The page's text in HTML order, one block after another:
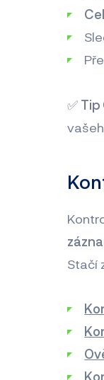
✅ Tip
Stačí